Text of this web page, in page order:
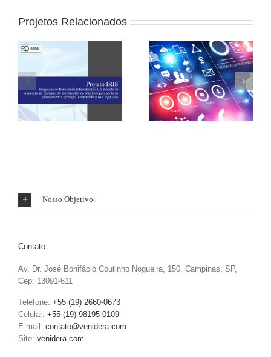
Projetos Relacionados
BID-MONITOR (2015-
2017)
P&D CEMIG (2013-
2015)
Nosso Objetivo
Contato
Av. Dr. José Bonifácio Coutinho Nogueira, 150, Campinas, SP,
Cep: 13091-611
Telefone: +55 (19) 2660-0673
Celular: +55 (19) 98195-0109
E-mail: contato@venidera.com
Site: venidera.com